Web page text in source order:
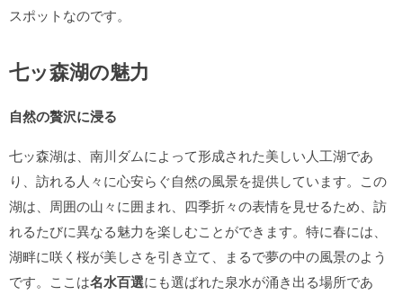
スポットなのです。
七ッ森湖の魅力
自然の贅沢に浸る
七ッ森湖は、南川ダムによって形成された美しい人工湖であ
り、訪れる人々に心安らぐ自然の風景を提供しています。この
湖は、周囲の山々に囲まれ、四季折々の表情を見せるため、訪
れるたびに異なる魅力を楽しむことができます。特に春には、
湖畔に咲く桜が美しさを引き立て、まるで夢の中の風景のよう
です。ここは名水百選にも選ばれた泉水が涌き出る場所であ